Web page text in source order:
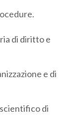
di diritto e
e di
di